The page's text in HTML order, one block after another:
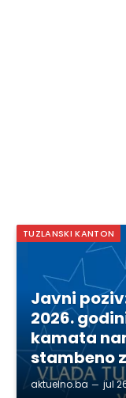
TUZLANSKI KANTON
Javni
2026.
kamata
stambeno
aktuelno.ba jul